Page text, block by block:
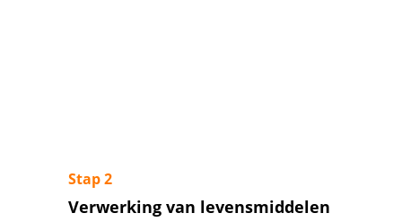
Stap 2
Verwerking van levensmiddelen